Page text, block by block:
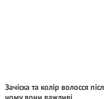
Зачіска та колір волосся
чому вони важливі